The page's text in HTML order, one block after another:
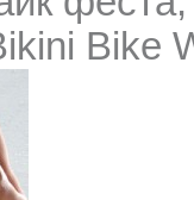
Bike